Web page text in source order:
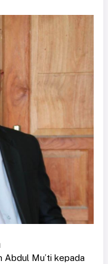
Abdul Mu’ti kepada